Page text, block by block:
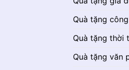
Quà tặng
Quà tặng thời
Quà tặng văn